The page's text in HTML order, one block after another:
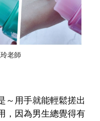
老師
～用手就能輕鬆搓出
，因為男生總覺得有